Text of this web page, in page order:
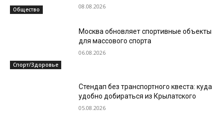
Общество 08.08.2026
Спорт/Здоровье
Москва обновляет спортивные объекты
для массового спорта
06.08.2026
Стендап без транспортного квеста: куда
удобно добираться из Крылатского
05.08.2026